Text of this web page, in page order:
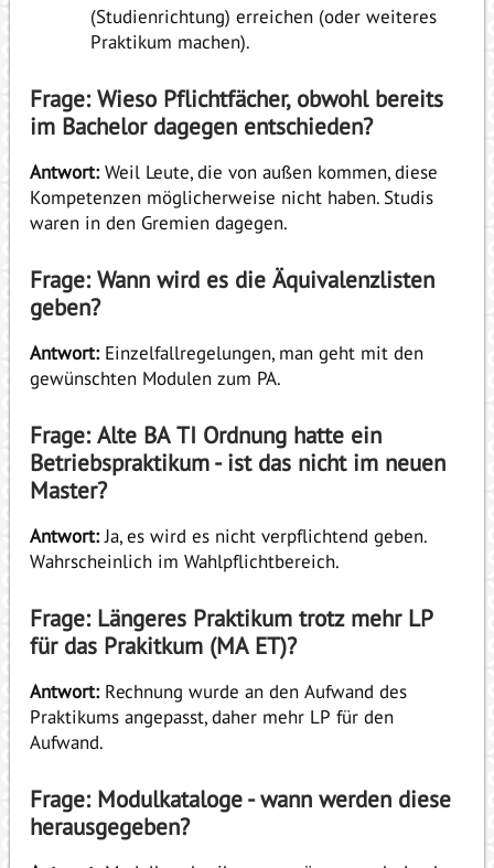
(Studienrichtung) erreichen (oder weiteres
Praktikum machen).
Frage: Wieso Pflichtfächer, obwohl bereits
im Bachelor dagegen entschieden?
Antwort:Weil Leute, die von außen kommen, diese
Kompetenzen möglicherweise nicht haben. Studis
waren in den Gremien dagegen.
Frage: Wann wird es die Äquivalenzlisten
geben?
Antwort:Einzelfallregelungen, man geht mit den
gewünschten Modulen zum PA.
Frage: Alte BA TI Ordnung hatte ein
Betriebspraktikum - ist das nicht im neuen
Master?
Antwort:Ja, es wird es nicht verpflichtend geben.
Wahrscheinlich im Wahlpflichtbereich.
Frage: Längeres Praktikum trotz mehr LP
für das Prakitkum (MA ET)?
Antwort:Rechnung wurde an den Aufwand des
Praktikums angepasst, daher mehr LP für den
Aufwand.
Frage: Modulkataloge - wann werden diese
herausgegeben?